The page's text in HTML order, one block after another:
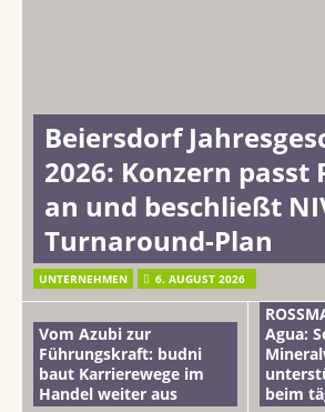
Beiersdorf
2026: Konzern passt
an und beschließt
Turnaround-Plan
UNTERNEHMEN 6. AUGUST 2026
Vom Azubi zur
Führungskraft: budni
baut Karrierewege im
Handel weiter aus
Agua:
beim